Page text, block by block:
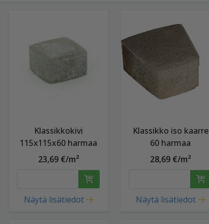
Klassikkokivi
115x115x60 harmaa
23,69 €/m²
Näytä lisätiedot
Klassikko iso kaarre
60 harmaa
28,69 €/m²
Näytä lisätiedot